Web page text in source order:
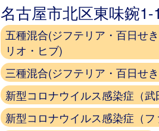
名古屋市北区東味鋺
五種混合(ジフテリア・百日せ
リオ・ヒブ)
三種混合(ジフテリア・百日せ
新型コロナウイルス感染症（
新型コロナウイルス感染症（